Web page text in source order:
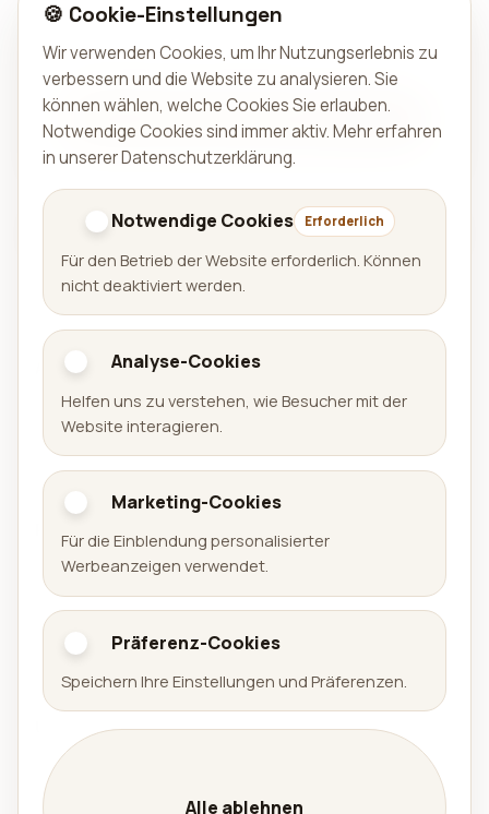
Interesse?
Schick uns eine kurze Vorstellung und einen Link zu
deinem Portfolio oder LinkedIn.
Per E-Mail bewerben
Zurück zu Karriere
Aralel GmbH
Offizielle Website der Aralel GmbH mit öffentlichem
Portfolio veröffentlichter Produkte und direkten
Links zu den jeweiligen Plattformen.
Portfolio
Spiele
Apps
Arena Sudoku
Availabell
Unternehmen
Unternehmen
Leistungen
🍪 Cookie-Einstellungen
Wir verwenden Cookies, um Ihr Nutzungserlebnis zu
verbessern und die Website zu analysieren. Sie
können wählen, welche Cookies Sie erlauben.
Notwendige Cookies sind immer aktiv.Mehr erfahren
in unserer Datenschutzerklärung.
Notwendige Cookies Erforderlich
Für den Betrieb der Website erforderlich. Können
nicht deaktiviert werden.
Analyse-Cookies
Helfen uns zu verstehen, wie Besucher mit der
Website interagieren.
Marketing-Cookies
Für die Einblendung personalisierter
Werbeanzeigen verwendet.
Präferenz-Cookies
Speichern Ihre Einstellungen und Präferenzen.
Alle ablehnen